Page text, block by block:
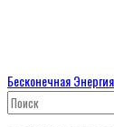
Бесконечная Энергия